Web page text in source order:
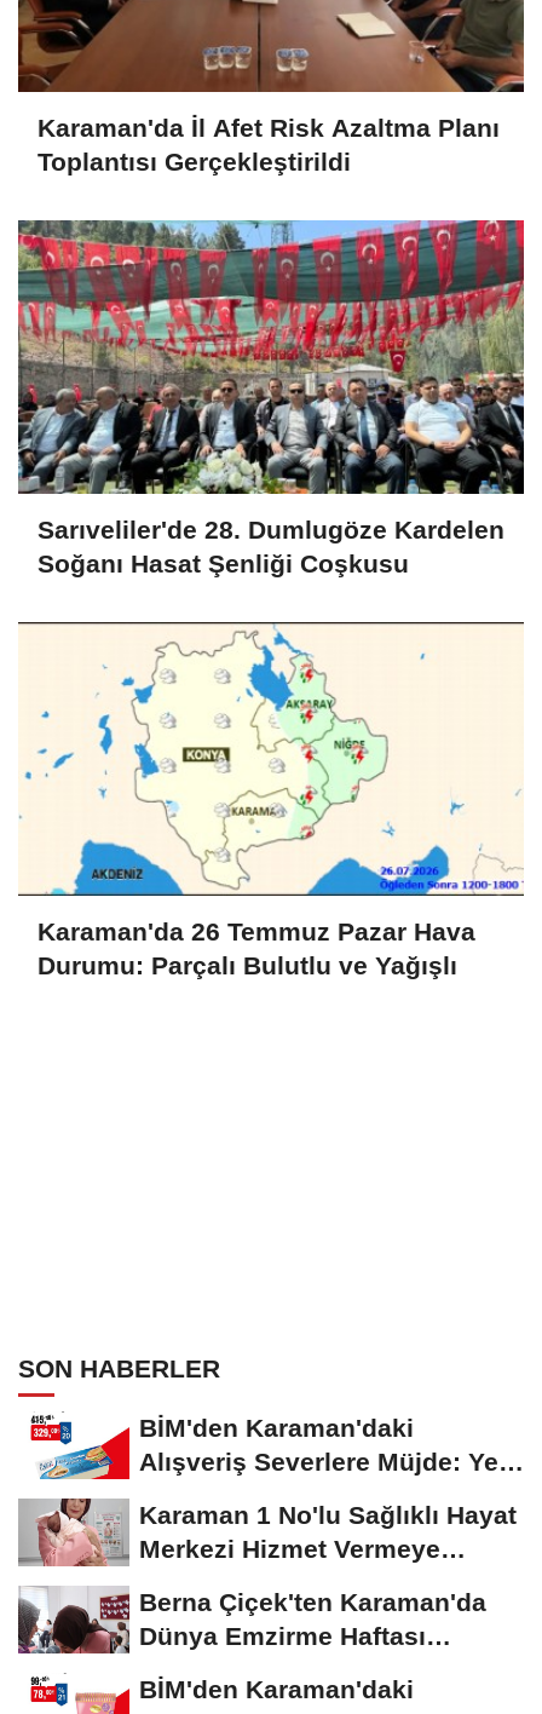
Karaman'da İl Afet Risk Azaltma Planı
Toplantısı Gerçekleştirildi
Sarıveliler'de 28. Dumlugöze Kardelen
Soğanı Hasat Şenliği Coşkusu
Karaman'da 26 Temmuz Pazar Hava
Durumu: Parçalı Bulutlu ve Yağışlı
SON HABERLER
BİM'den Karaman'daki
Alışveriş Severlere Müjde: Yeni
Karaman 1 No'lu Sağlıklı Hayat
Merkezi Hizmet Vermeye
Berna Çiçek'ten Karaman'da
Dünya Emzirme Haftası
Etkinliğine Ziyaret
BİM'den Karaman'daki